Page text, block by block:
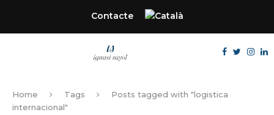
Contacte
Home Tags
Posts tagged with "logistica
internacional"